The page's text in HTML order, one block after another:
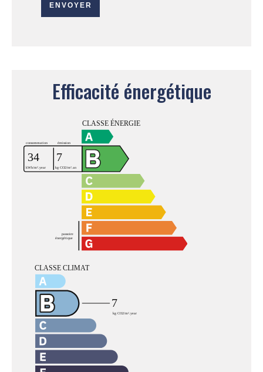
ENVOYER
Efficacité énergétique